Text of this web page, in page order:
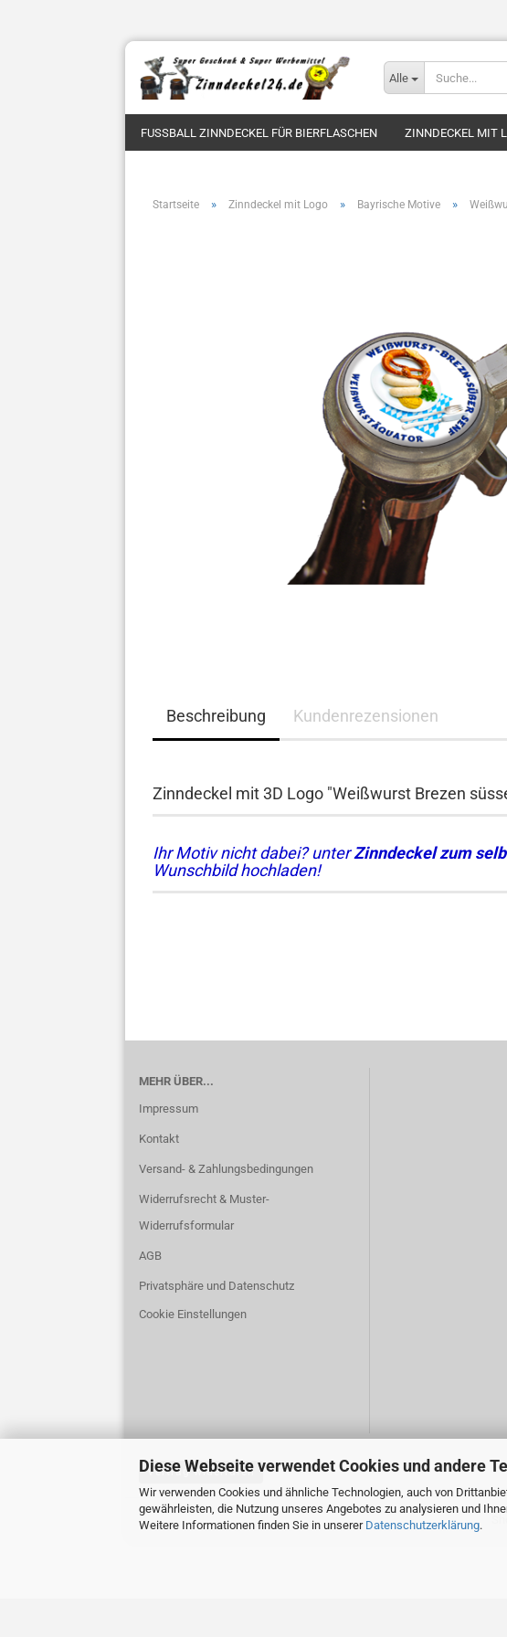
Diese Webseite verwendet Cookies und andere
Wir verwenden Cookies und ähnliche Technologien, auch von
gewährleisten, die Nutzung unseres Angebotes zu analysieren und
Weitere Informationen finden Sie in unserer Datenschutzerklärung.
Alle
FUSSBALL ZINNDECKEL FÜR BIERFLASCHEN ZINNDECKEL MIT
Startseite » Zinndeckel mit Logo » Bayrische Motive »
Beschreibung Kundenrezensionen
Zinndeckel mit 3D Logo "Weißwurst Brezen
Ihr Motiv nicht dabei? unterZinndeckel zum
Wunschbild hochladen!
MEHR ÜBER...
Impressum
Kontakt
Versand- & Zahlungsbedingungen
Widerrufsrecht & Muster-
Widerrufsformular
AGB
Privatsphäre und Datenschutz
Cookie Einstellungen
Vertrag widerrufen